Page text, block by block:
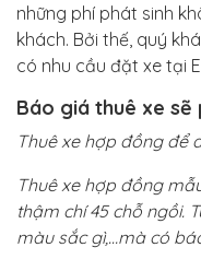
những phí phát sinh
khách. Bởi thế, quý
có nhu cầu đặt xe tại
Báo giá thuê xe sẽ
Thuê xe hợp đồng để
Thuê xe hợp đồng
thậm chí 45 chỗ ngồi.
màu sắc gì,…mà có